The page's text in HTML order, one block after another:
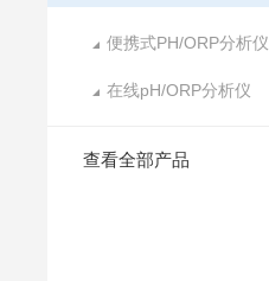
便携式PH/ORP分析仪
在线pH/ORP分析仪
查看全部产品